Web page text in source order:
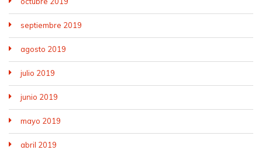
septiembre 2019
agosto 2019
julio 2019
junio 2019
mayo 2019
abril 2019